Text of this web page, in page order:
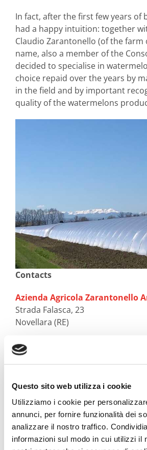
Questo sito web utilizza i cookie
Utilizziamo i cookie per
annunci, per fornire funzionalità dei
analizzare il nostro traffico.
informazioni sul modo in cui utilizzi il
In fact, after the first few years of
had a happy intuition: together
Claudio Zarantonello (of the farm
name, also a member of the
decided to specialise in
choice repaid over the years by
in the field and by important
quality of the watermelons
Contacts
Azienda Agricola Zarantonello
Strada Falasca, 23
Novellara (RE)
Mail:
SCHEDE PRODUTTORI
Azienda Agricola Zone Vocate